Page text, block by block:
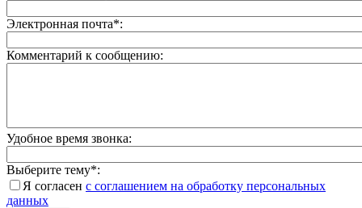
Электронная почта*:
Комментарий к сообщению:
Удобное время звонка:
Выберите тему*:
Я согласен с соглашением на обработку персональных
данных